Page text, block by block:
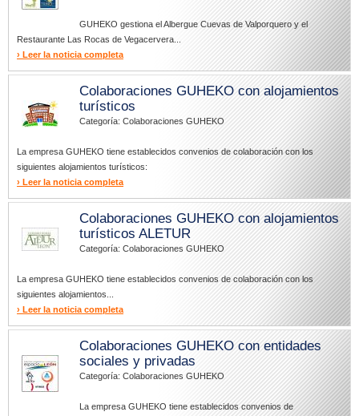
GUHEKO gestiona el Albergue Cuevas de Valporquero y el
Restaurante Las Rocas de Vegacervera...
› Leer la noticia completa
Colaboraciones GUHEKO con alojamientos
turísticos
Categoría: Colaboraciones GUHEKO
La empresa GUHEKO tiene establecidos convenios de colaboración con los
siguientes alojamientos turísticos:
› Leer la noticia completa
Colaboraciones GUHEKO con alojamientos
turísticos ALETUR
Categoría: Colaboraciones GUHEKO
La empresa GUHEKO tiene establecidos convenios de colaboración con los
siguientes alojamientos...
› Leer la noticia completa
Colaboraciones GUHEKO con entidades
sociales y privadas
Categoría: Colaboraciones GUHEKO
La empresa GUHEKO tiene establecidos convenios de